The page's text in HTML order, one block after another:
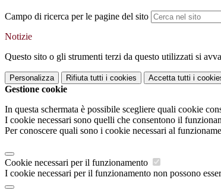
Campo di ricerca per le pagine del sito
Notizie
Questo sito o gli strumenti terzi da questo utilizzati si
Personalizza Rifiuta tutti i cookies Accetta tutti i
Gestione cookie
In questa schermata è possibile scegliere quali cookie
I cookie necessari sono quelli che consentono il
Per conoscere quali sono i cookie necessari al
Cookie necessari per il funzionamento
I cookie necessari per il funzionamento non possono